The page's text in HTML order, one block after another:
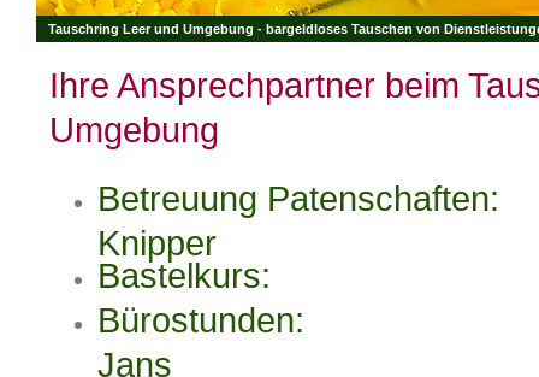
Tauschring Leer und Umgebung - bargeldloses Tauschen von
Ihre Ansprechpartner beim
Umgebung
Betreuung
Knipper
Bastelkurs:
Bürostunden:
Jans